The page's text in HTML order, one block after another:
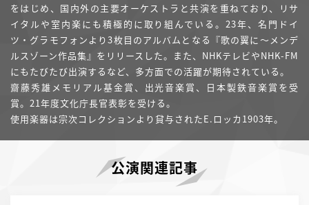
をはじめ、国内外の主要オーケストラと共演を重ねており、リサ
イタルや室内楽にも積極的に取り組んでいる。23年、名門ドイ
ツ・グラモフォンより3枚目のアルバムとなる『歌の翼に～メンデ
ルスゾーン作品集』をリリースした。また、NHKテレビやNHK-FM
にもたびたび出演するなど、多方面での活躍が期待されている。
齋藤秀雄メモリアル基金賞、出光音楽賞、日本製鉄音楽賞を受
賞。21年度文化庁長官表彰を受ける。
使用楽器は宗次コレクションより貸与されたE.ロッカ1903年。
公演関連記事